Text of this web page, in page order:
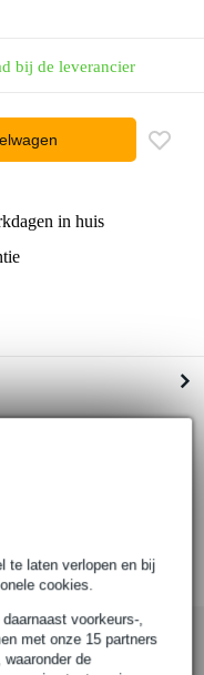
te laten verlopen en bij
cookies.
voorkeurs-,
met onze 15 partners
de
bij de leverancier
in huis